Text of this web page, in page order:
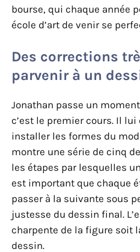
bourse, qui chaque année
école d’art de venir se
Des corrections
parvenir à un
Jonathan passe un
c’est le premier cours. Il
installer les formes du
montre une série de cinq
les étapes par lesquelles
est important que chaque
passer à la suivante sous
justesse du dessin final.
charpente de la figure soit
dessin.